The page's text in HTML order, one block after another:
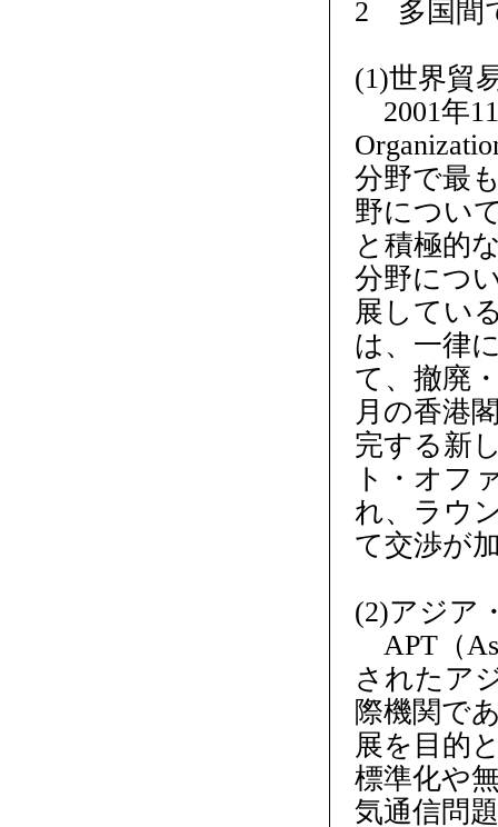
2 多国間
(1)世界貿
2001年
分野で最
野につい
と積極的
分野につ
展してい
は、一律
て、撤廃
月の香港
完する新
ト・オフ
れ、ラウ
て交渉が
(2)アジア
APT（
されたア
際機関で
展を目的
標準化や
気通信問